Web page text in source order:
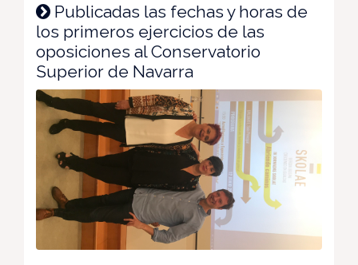
Publicadas las fechas y horas de
los primeros ejercicios de las
oposiciones al Conservatorio
Superior de Navarra